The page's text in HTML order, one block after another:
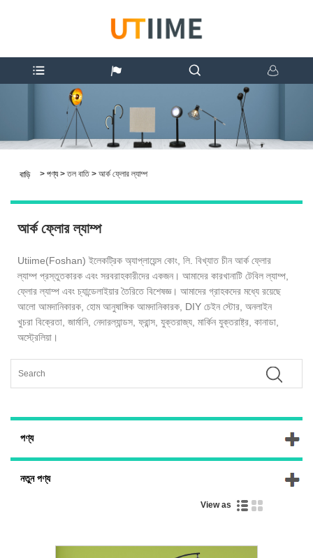
বাড়ি > পণ্য>তল বাতি > আর্ক ফ্লোর ল্যাম্প
আর্ক ফ্লোর ল্যাম্প
Utiime(Foshan) ইলেকট্রিক অ্যাপ্লায়েন্স কোং, লি. বিখ্যাত চীন আর্ক ফ্লোর
ল্যাম্প প্রস্তুতকারক এবং সরবরাহকারীদের একজন। আমাদের কারখানাটি টেবিল ল্যাম্প,
ফ্লোর ল্যাম্প এবং চ্যান্ডেলাইয়ার তৈরিতে বিশেষজ্ঞ। আমাদের গ্রাহকদের মধ্যে রয়েছে
আলো আমদানিকারক, হোম আনুষাঙ্গিক আমদানিকারক, DIY চেইন স্টোর, অনলাইন
খুচরা বিক্রেতা, জার্মানি, নেদারল্যান্ডস, ফ্রান্স, যুক্তরাজ্য, মার্কিন যুক্তরাষ্ট্র, কানাডা,
অস্ট্রেলিয়া।
পণ্য
নতুন পণ্য
View as